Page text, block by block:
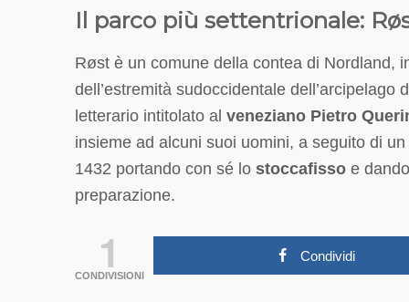
Il parco più settentrionale:
Røst è un comune della contea di Nordland,
dell’estremità sudoccidentale
letterario intitolato al veneziano Pietro
insieme ad alcuni suoi uomini, a seguito di
1432 portando con sé lo stoccafisso e
preparazione.
1
CONDIVISIONI
Condividi